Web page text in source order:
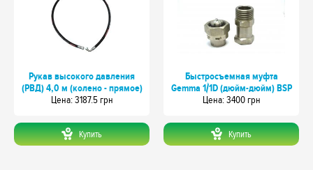
Рукав высокого давления
(РВД) 4,0 м (колено - прямое)
Цeна: 3187.5 грн
Купить
Быстросъемная муфта
Gemma 1/1D (дюйм-дюйм) BSP
Цeна: 3400 грн
Купить